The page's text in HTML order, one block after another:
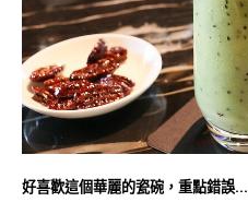
好喜歡這個華麗的瓷碗，重點錯誤…